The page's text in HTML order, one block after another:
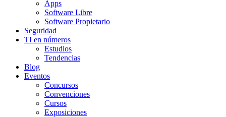
Apps
Software Libre
Software Propietario
Seguridad
TI en números
Estudios
Tendencias
Blog
Eventos
Concursos
Convenciones
Cursos
Exposiciones